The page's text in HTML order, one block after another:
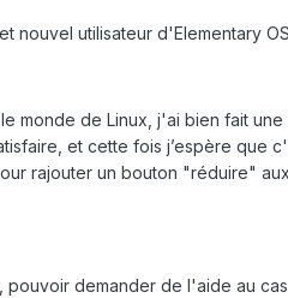
nouvel utilisateur d'Elementary
monde de Linux, j'ai bien fait
et cette fois j’espère que
rajouter un bouton "réduire"
demander de l'aide au